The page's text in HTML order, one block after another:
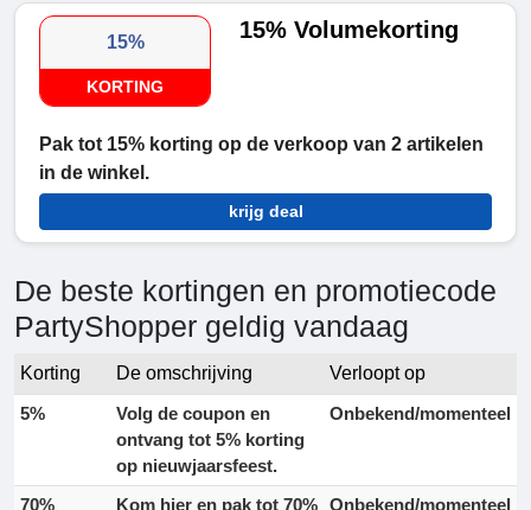
15%
KORTING
15% Volumekorting
Pak tot 15% korting op de verkoop van 2 artikelen
in de winkel.
krijg deal
De beste kortingen en promotiecode
PartyShopper geldig vandaag
Korting De omschrijving
Verloopt op
5%
Volg de coupon en
ontvang tot 5% korting
op nieuwjaarsfeest.
Onbekend/momenteel
70% Kom hier en pak tot 70% Onbekend/momenteel